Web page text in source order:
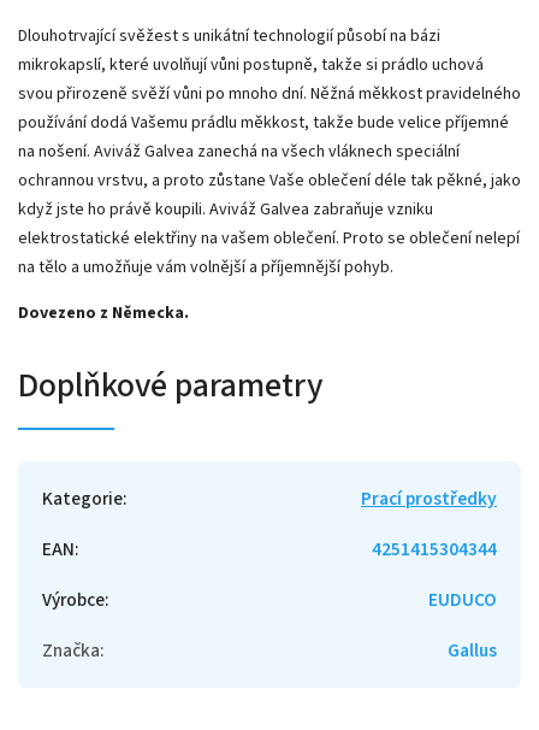
Dlouhotrvající svěžest s unikátní technologií působí na bázi
mikrokapslí, které uvolňují vůni postupně, takže si prádlo uchová
svou přirozeně svěží vůni po mnoho dní. Něžná měkkost pravidelného
používání dodá Vašemu prádlu měkkost, takže bude velice příjemné
na nošení. Aviváž Galvea zanechá na všech vláknech speciální
ochrannou vrstvu, a proto zůstane Vaše oblečení déle tak pěkné, jako
když jste ho právě koupili. Aviváž Galvea zabraňuje vzniku
elektrostatické elektřiny na vašem oblečení. Proto se oblečení nelepí
na tělo a umožňuje vám volnější a příjemnější pohyb.
Dovezeno z Německa.
Doplňkové parametry
Kategorie:
Prací prostředky
EAN:
4251415304344
Výrobce:
EUDUCO
Značka: Gallus